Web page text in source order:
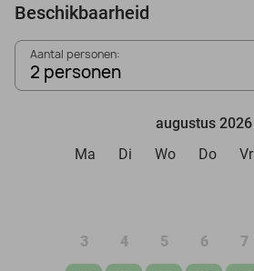
Beschikbaarheid
Aantal personen:
2 personen
augustus 2026
Ma
Di Wo Do Vr
3 4 5 6 7